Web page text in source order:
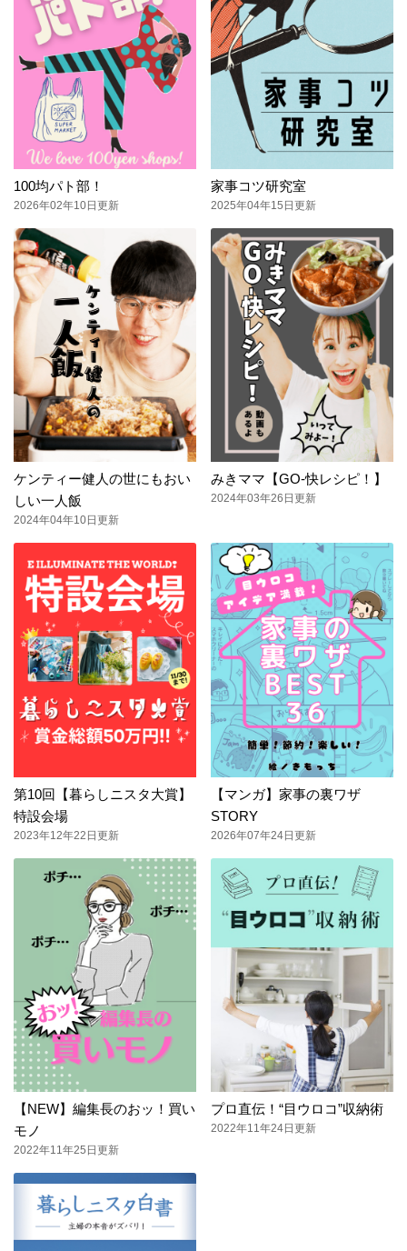
100均パト部！
2026年02年10日更新
家事コツ研究室
2025年04年15日更新
ケンティー健人の世にもおい
しい一人飯
2024年04年10日更新
みきママ【GO-快レシピ！】
2024年03年26日更新
第10回【暮らしニスタ大賞】
特設会場
2023年12年22日更新
【マンガ】家事の裏ワザ
STORY
2026年07年24日更新
【NEW】編集長のおッ！買い
モノ
2022年11年25日更新
プロ直伝！“目ウロコ”収納術
2022年11年24日更新